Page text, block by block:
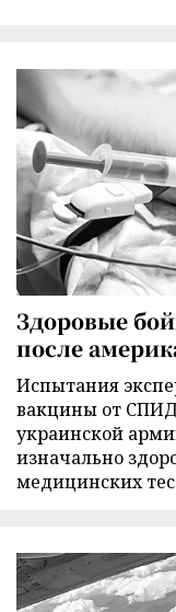
Здоровые
после
Испытания
вакцины от
украинской
изначально
медицинских